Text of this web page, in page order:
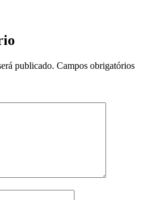
publicado. Campos obrigatórios